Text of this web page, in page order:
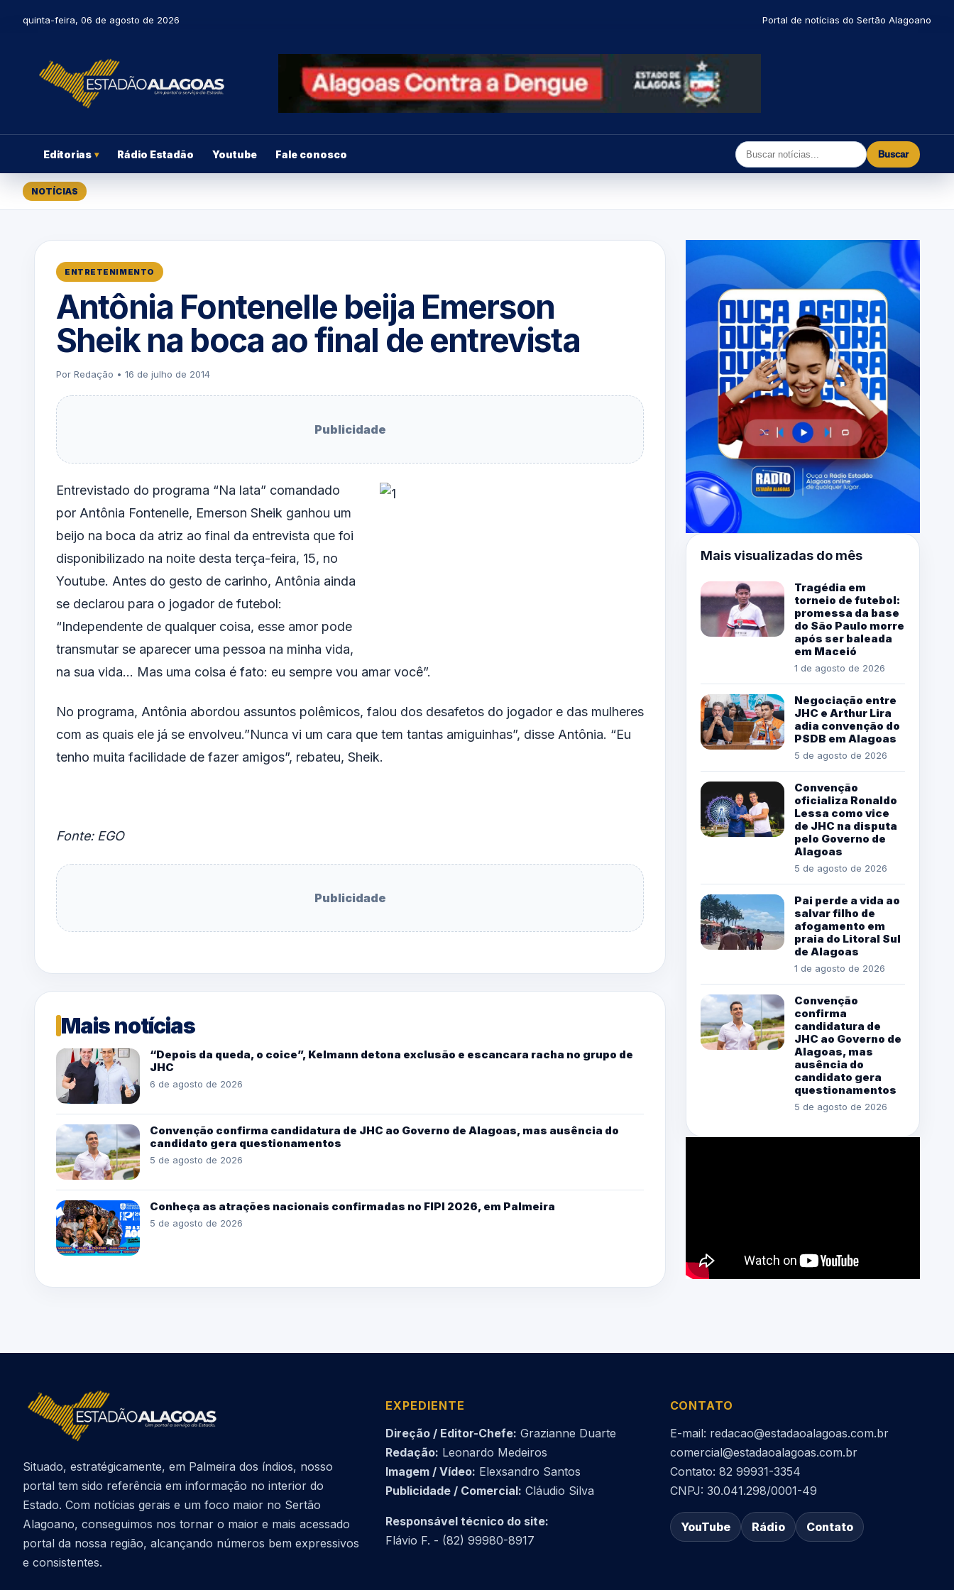
quinta-feira, 06 de agosto de 2026 Portal de notícias do Sertão Alagoano
Editorias ▾ Rádio Estadão Youtube Fale conosco Buscar
NOTÍCIAS
ENTRETENIMENTO
Antônia Fontenelle beija Emerson
Sheik na boca ao final de entrevista
Por Redação • 16 de julho de 2014
Publicidade
Entrevistado do programa “Na lata” comandado
por Antônia Fontenelle, Emerson Sheik ganhou um
beijo na boca da atriz ao final da entrevista que foi
disponibilizado na noite desta terça-feira, 15, no
Youtube. Antes do gesto de carinho, Antônia ainda
se declarou para o jogador de futebol:
“Independente de qualquer coisa, esse amor pode
transmutar se aparecer uma pessoa na minha vida,
na sua vida… Mas uma coisa é fato: eu sempre vou amar você”.
No programa, Antônia abordou assuntos polêmicos, falou dos desafetos do jogador e das mulheres
com as quais ele já se envolveu.”Nunca vi um cara que tem tantas amiguinhas”, disse Antônia. “Eu
tenho muita facilidade de fazer amigos”, rebateu, Sheik.
Fonte: EGO
Publicidade
Mais notícias
“Depois da queda, o coice”, Kelmann detona exclusão e escancara racha no grupo de
JHC
6 de agosto de 2026
Convenção confirma candidatura de JHC ao Governo de Alagoas, mas ausência do
candidato gera questionamentos
5 de agosto de 2026
Conheça as atrações nacionais confirmadas no FIPI 2026, em Palmeira
5 de agosto de 2026
Mais visualizadas do mês
Tragédia em
torneio de futebol:
promessa da base
do São Paulo morre
após ser baleada
em Maceió
1 de agosto de 2026
Negociação entre
JHC e Arthur Lira
adia convenção do
PSDB em Alagoas
5 de agosto de 2026
Convenção
oficializa Ronaldo
Lessa como vice
de JHC na disputa
pelo Governo de
Alagoas
5 de agosto de 2026
Pai perde a vida ao
salvar filho de
afogamento em
praia do Litoral Sul
de Alagoas
1 de agosto de 2026
Convenção
confirma
candidatura de
JHC ao Governo de
Alagoas, mas
ausência do
candidato gera
questionamentos
5 de agosto de 2026
Situado, estratégicamente, em Palmeira dos índios, nosso
portal tem sido referência em informação no interior do
Estado. Com notícias gerais e um foco maior no Sertão
Alagoano, conseguimos nos tornar o maior e mais acessado
portal da nossa região, alcançando números bem expressivos
e consistentes.
EXPEDIENTE
Direção / Editor-Chefe: Grazianne Duarte
Redação: Leonardo Medeiros
Imagem / Vídeo: Elexsandro Santos
Publicidade / Comercial: Cláudio Silva
Responsável técnico do site:
Flávio F. - (82) 99980-8917
CONTATO
E-mail: redacao@estadaoalagoas.com.br
comercial@estadaoalagoas.com.br
Contato: 82 99931-3354
CNPJ: 30.041.298/0001-49
YouTube Rádio Contato